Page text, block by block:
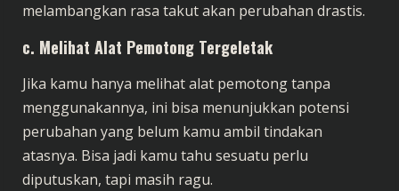
melambangkan rasa takut akan perubahan drastis.
c. Melihat Alat Pemotong Tergeletak
Jika kamu hanya melihat alat pemotong tanpa
menggunakannya, ini bisa menunjukkan potensi
perubahan yang belum kamu ambil tindakan
atasnya. Bisa jadi kamu tahu sesuatu perlu
diputuskan, tapi masih ragu.